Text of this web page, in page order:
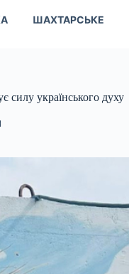
ШАХТАРСЬКЕ
силу українського духу